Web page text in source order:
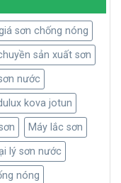
sơn chống nóng
sản xuất sơn
nước
kova jotun
Máy lắc sơn
lý sơn nước
nóng